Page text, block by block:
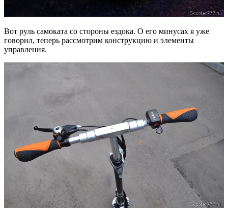
Вот руль самоката со стороны ездока. О его минусах я уже
говорил, теперь рассмотрим конструкцию и элементы
управления.